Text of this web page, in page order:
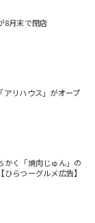
8月末で閉店
アリハウス」がオープ
かく「焼肉じゅん」の
らつーグルメ広告】